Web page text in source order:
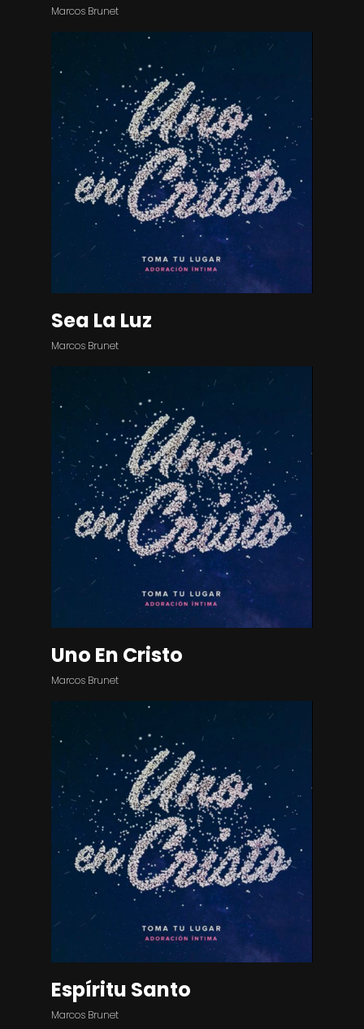
Marcos Brunet
Sea La Luz
Marcos Brunet
Uno En Cristo
Marcos Brunet
Espíritu Santo
Marcos Brunet